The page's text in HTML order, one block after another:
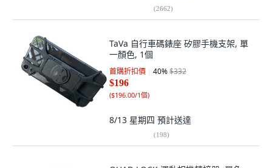
(2662)
TaVa 自行車碼錶座 矽膠手機支架, 單
一顏色, 1個
首購折扣價 40%$332
$196
($196.00/1個)
8/13 星期四 預計送達
(198)